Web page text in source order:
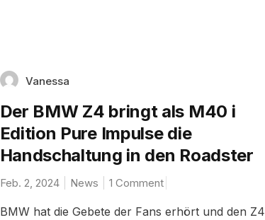
Vanessa
Der BMW Z4 bringt als M40 i
Edition Pure Impulse die
Handschaltung in den Roadster
Feb. 2, 2024 News 1 Comment
BMW hat die Gebete der Fans erhört und den Z4